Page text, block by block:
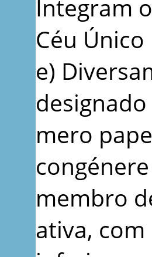
Integram
Céu
e)
mero
membro
ativa,